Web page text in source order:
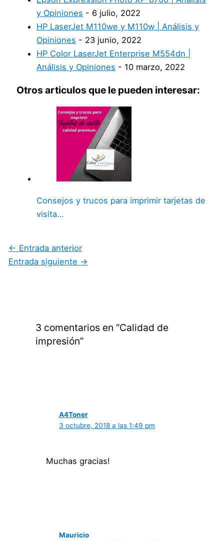
y Opiniones - 6 julio, 2022
HP LaserJet M110we y M110w | Análisis y
Opiniones - 23 junio, 2022
HP Color LaserJet Enterprise M554dn |
Análisis y Opiniones - 10 marzo, 2022
Otros articulos que le pueden interesar:
Consejos y trucos para imprimir tarjetas de
visita…
← Entrada anterior
Entrada siguiente →
3 comentarios en “Calidad de
impresión”
A4Toner
3 octubre, 2018 a las 1:49 pm
Muchas gracias!
Mauricio